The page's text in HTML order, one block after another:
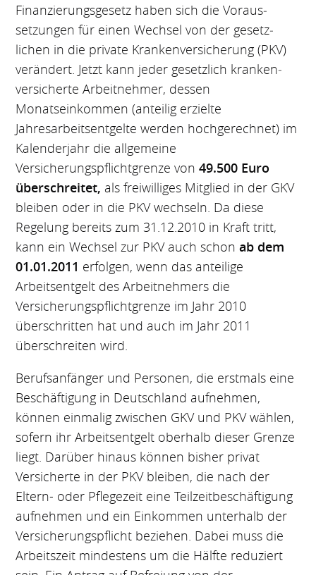
Finanzierungs­gesetz haben sich die Voraus­
setzungen für einen Wechsel von der gesetz­
lichen in die private Kranken­versicherung (PKV)
verändert. Jetzt kann jeder gesetzlich kranken­
versicherte Arbeit­nehmer, dessen
Monatseinkommen (anteilig erzielte
Jahresarbeitsentgelte werden hochgerechnet) im
Kalenderjahr die allgemeine
Versicherungspflichtgrenze von49.500 Euro
überschreitet, als freiwilliges Mitglied in der GKV
bleiben oder in die PKV wechseln. Da diese
Regelung bereits zum 31.12.2010 in Kraft tritt,
kann ein Wechsel zur PKV auch schonab dem
01.01.2011 erfolgen, wenn das anteilige
Arbeitsentgelt des Arbeitnehmers die
Versicherungspflichtgrenze im Jahr 2010
überschritten hat und auch im Jahr 2011
überschreiten wird.
Berufsanfänger und Personen, die erstmals eine
Beschäftigung in Deutschland aufnehmen,
können einmalig zwischen GKV und PKV wählen,
sofern ihr Arbeitsentgelt oberhalb dieser Grenze
liegt. Darüber hinaus können bisher privat
Versicherte in der PKV bleiben, die nach der
Eltern- oder Pflegezeit eine Teilzeitbeschäftigung
aufnehmen und ein Einkommen unterhalb der
Versicherungspflicht beziehen. Dabei muss die
Arbeitszeit mindestens um die Hälfte reduziert